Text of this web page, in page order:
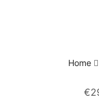
Home
€